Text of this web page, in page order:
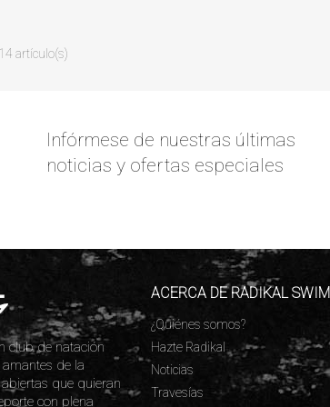
artículo(s)
Infórmese de nuestras últimas
noticias y ofertas especiales
club de natación
de la
que quieran
con plena
ACERCA DE RADIKAL SWIM
¿Quiénes somos?
Hazte Radikal
Noticias
Travesías